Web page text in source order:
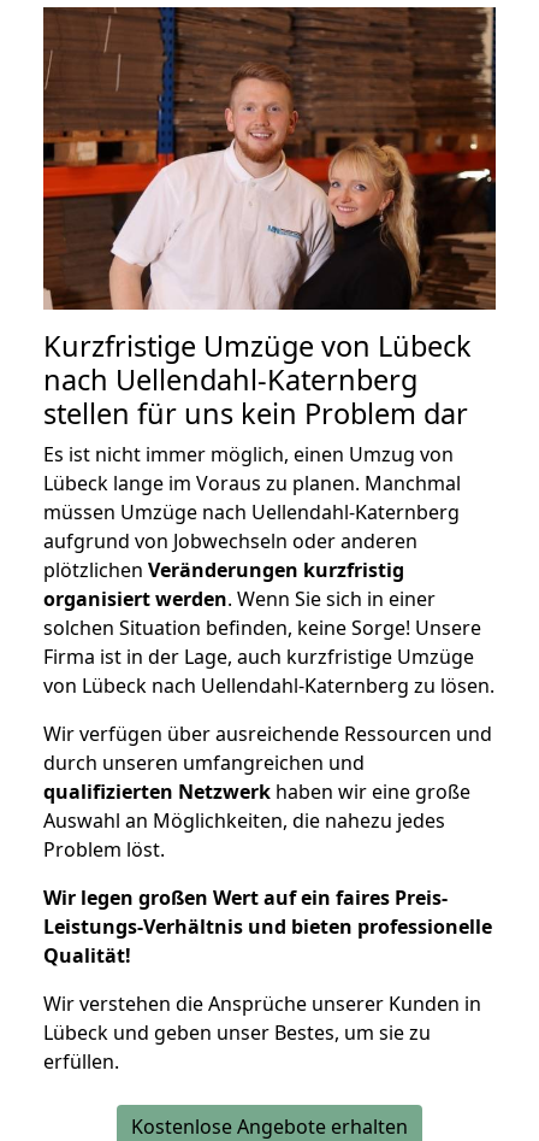
Kurzfristige Umzüge von Lübeck
nach Uellendahl-Katernberg
stellen für uns kein Problem dar
Es ist nicht immer möglich, einen Umzug von
Lübeck lange im Voraus zu planen. Manchmal
müssen Umzüge nach Uellendahl-Katernberg
aufgrund von Jobwechseln oder anderen
plötzlichen Veränderungen kurzfristig
organisiert werden. Wenn Sie sich in einer
solchen Situation befinden, keine Sorge! Unsere
Firma ist in der Lage, auch kurzfristige Umzüge
von Lübeck nach Uellendahl-Katernberg zu lösen.
Wir verfügen über ausreichende Ressourcen und
durch unseren umfangreichen und
qualifizierten Netzwerk haben wir eine große
Auswahl an Möglichkeiten, die nahezu jedes
Problem löst.
Wir legen großen Wert auf ein faires Preis-
Leistungs-Verhältnis und bieten professionelle
Qualität!
Wir verstehen die Ansprüche unserer Kunden in
Lübeck und geben unser Bestes, um sie zu
erfüllen.
Kostenlose Angebote erhalten